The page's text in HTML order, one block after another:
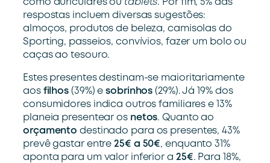
como auriculares ou tablets. Por fim, 5% das
respostas incluem diversas sugestões:
almoços, produtos de beleza, camisolas do
Sporting, passeios, convívios, fazer um bolo ou
caças ao tesouro.
Estes presentes destinam-se maioritariamente
aos filhos (39%) esobrinhos (29%). Já 19% dos
consumidores indica outros familiares e 13%
planeia presentear os netos. Quanto ao
orçamento destinado para os presentes, 43%
prevê gastar entre25€ a 50€, enquanto 31%
aponta para um valor inferior a 25€. Para 18%,